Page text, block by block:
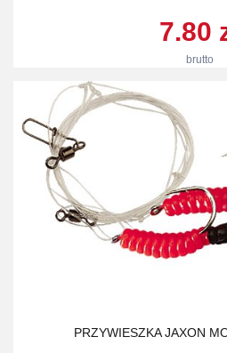
7.80
brutto
PRZYWIESZKA JAXON